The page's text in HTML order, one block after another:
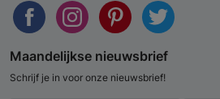
Maandelijkse nieuwsbrief
Schrijf je in voor onze nieuwsbrief!